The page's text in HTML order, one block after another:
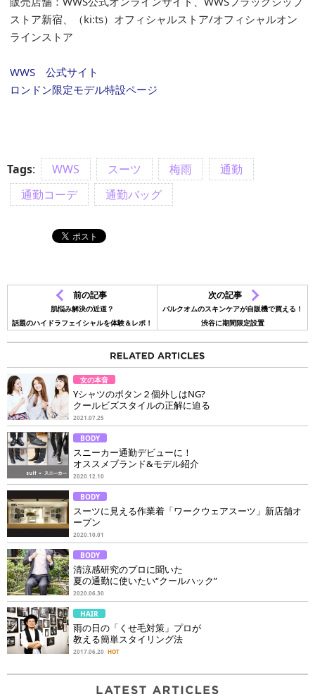
ストア新宿、 （ki:ts） オフィシャルストア/オフィシャルオン
ラインストア
WWS 公式サイト
ロンドン限定モデル特設ページ
Tags: WWS スーツ 梅雨
通勤
通勤コーデ
通勤バッグ
前の記事
肌悩み解決の近道？
話題のハイドラフェイシャルを体験＆レポ！
次の記事
バルクオムのスキンケアが自販機で買える！
渋谷に期間限定設置
女の本音
Yシャツのボタン２個外しはNG?
クールビズスタイルの正解に迫る
2021.07.25
BODY
スニーカー通勤デビューに！
オススメブランド&モデル紹介
2020.12.10
BODY
スーツに見える作業着「ワークウェアスーツ」新店舗オ
ープン
2020.10.01
BODY
清涼感研究のプロに聞いた
夏の通勤に使いたい“クールハック”
2020.06.30
HAIR
雨の日の「くせ毛対策」プロが
教える簡単スタイリング法
2017.06.20 HOT